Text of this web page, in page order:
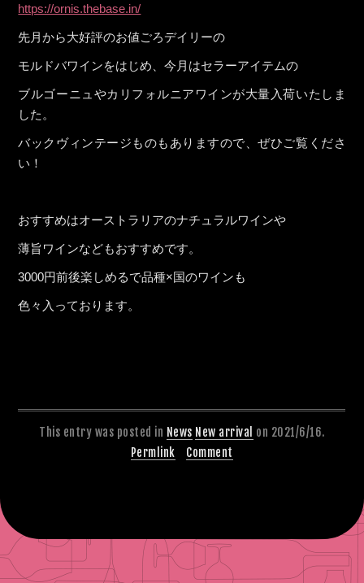
https://ornis.thebase.in/
先月から大好評のお値ごろデイリーの
モルドバワインをはじめ、今月はセラーアイテムの
ブルゴーニュやカリフォルニアワインが大量入荷いたしま
した。
バックヴィンテージものもありますので、ぜひご覧くださ
い！
おすすめはオーストラリアのナチュラルワインや
薄旨ワインなどもおすすめです。
3000円前後楽しめるで品種×国のワインも
色々入っております。
This entry was posted in News New arrival on 2021/6/16.
Permlink
Comment